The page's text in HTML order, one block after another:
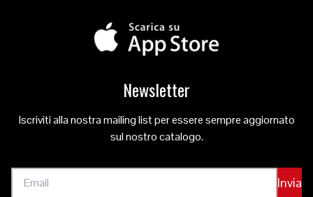
Newsletter
Iscriviti alla nostra mailing list per essere sempre aggiornato
sul nostro catalogo.
Invia